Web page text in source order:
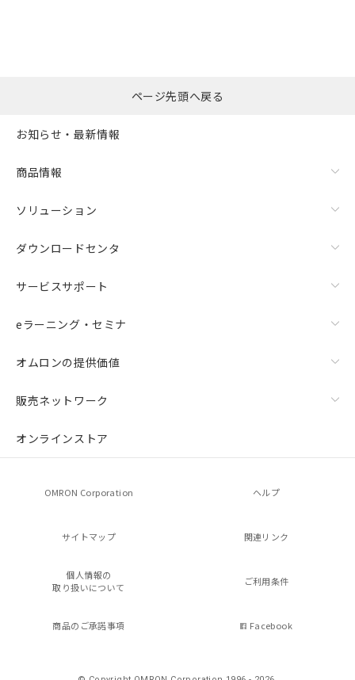
ページ先頭へ戻る
お知らせ・最新情報
商品情報
ソリューション
ダウンロードセンタ
サービスサポート
eラーニング・セミナ
オムロンの提供価値
販売ネットワーク
オンラインストア
OMRON Corporation ヘルプ
サイトマップ 関連リンク
個人情報の
取り扱いについて
ご利用条件
商品のご承諾事項 Facebook